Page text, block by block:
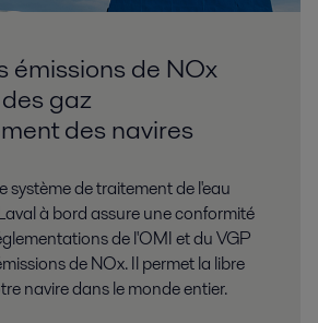
émissions de NOx
gaz
des navires
système de traitement de l'eau
à bord assure une conformité
de l'OMI et du VGP
de NOx. Il permet la libre
navire dans le monde entier.